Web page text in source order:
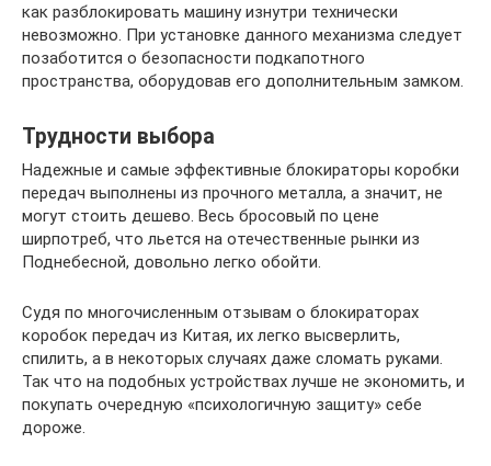
как разблокировать машину изнутри технически
невозможно. При установке данного механизма следует
позаботится о безопасности подкапотного
пространства, оборудовав его дополнительным замком.
Трудности выбора
Надежные и самые эффективные блокираторы коробки
передач выполнены из прочного металла, а значит, не
могут стоить дешево. Весь бросовый по цене
ширпотреб, что льется на отечественные рынки из
Поднебесной, довольно легко обойти.
Судя по многочисленным отзывам о блокираторах
коробок передач из Китая, их легко высверлить,
спилить, а в некоторых случаях даже сломать руками.
Так что на подобных устройствах лучше не экономить, и
покупать очередную «психологичную защиту» себе
дороже.